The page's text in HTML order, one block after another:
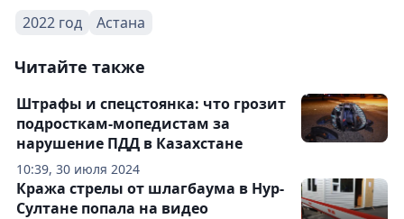
2022 год Астана
Читайте также
10:39, 30 июля 2024
Штрафы и спецстоянка: что грозит
подросткам-мопедистам за
нарушение ПДД в Казахстане
Кража стрелы от шлагбаума в Нур-
Султане попала на видео